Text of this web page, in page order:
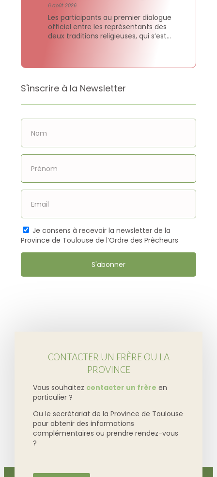
6 août 2026
Les participants au premier dialogue
officiel entre les représentants des
deux traditions religieuses, qui s’est
construire des sociétés où chaque
S'inscrire à la Newsletter
Je consens à recevoir la newsletter de la
Province de Toulouse de l’Ordre des Prêcheurs
S'abonner
CONTACTER UN FRÈRE OU LA
PROVINCE
Vous souhaitez contacter un frère en
particulier ?
Ou le secrétariat de la Province de Toulouse
pour obtenir des informations
complémentaires ou prendre rendez-vous
?